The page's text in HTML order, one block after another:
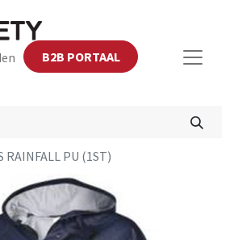
B2B PORTAAL
RAINFALL PU (1ST)